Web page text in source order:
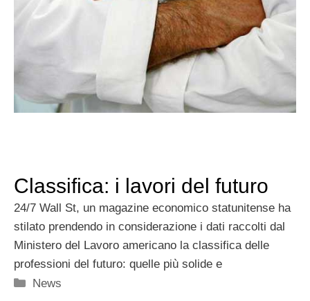
Classifica: i lavori del futuro
24/7 Wall St, un magazine economico statunitense ha
stilato prendendo in considerazione i dati raccolti dal
Ministero del Lavoro americano la classifica delle
professioni del futuro: quelle più solide e
Categorie
News